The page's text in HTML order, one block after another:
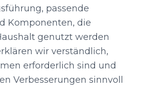
passende
Komponenten, die
genutzt werden
wir verständlich,
erforderlich sind und
Verbesserungen sinnvoll